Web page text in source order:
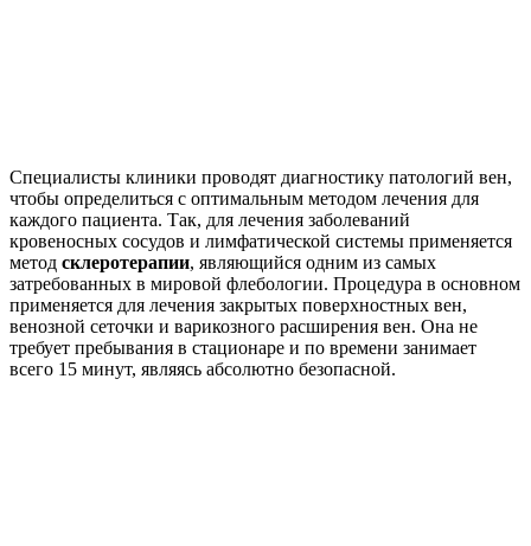
Специалисты клиники проводят диагностику патологий вен,
чтобы определиться с оптимальным методом лечения для
каждого пациента. Так, для лечения заболеваний
кровеносных сосудов и лимфатической системы применяется
метод склеротерапии, являющийся одним из самых
затребованных в мировой флебологии. Процедура в основном
применяется для лечения закрытых поверхностных вен,
венозной сеточки и варикозного расширения вен. Она не
требует пребывания в стационаре и по времени занимает
всего 15 минут, являясь абсолютно безопасной.